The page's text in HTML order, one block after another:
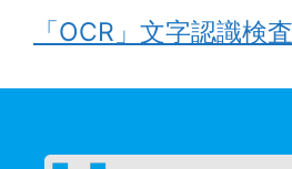
「OCR」文字認識検査